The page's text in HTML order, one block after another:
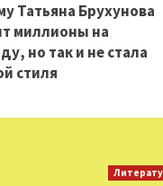
Татьяна Брухунова
миллионы на
но так и не стала
стиля